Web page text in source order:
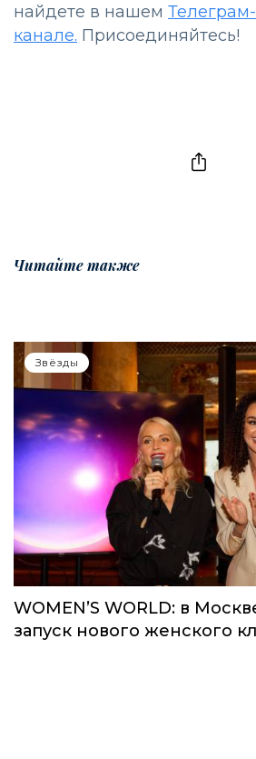
найдете в нашем Телеграм-
канале. Присоединяйтесь!
Читайте также
Звёзды